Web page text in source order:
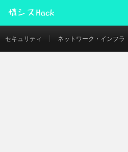
セキュリティ ネットワーク・インフラ